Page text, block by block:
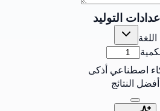
التوليد
اللغة
اصطناعي أذكى
أفضل النتائج